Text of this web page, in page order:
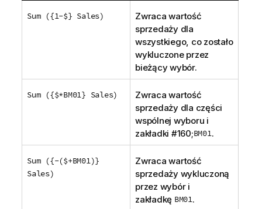
Sum ({1-$} Sales)
Zwraca wartość
sprzedaży dla
wszystkiego, co zostało
wykluczone przez
bieżący wybór.
Sum ({$*BM01} Sales)
Zwraca wartość
sprzedaży dla części
wspólnej wyboru i
zakładki #160;BM01.
Sum ({-($+BM01)}
Sales)
Zwraca wartość
sprzedaży wykluczoną
przez wybór i
zakładkę BM01.